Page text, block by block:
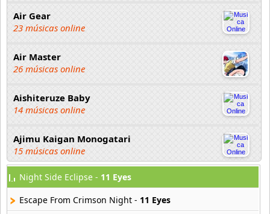
Air Gear
23 músicas online
Air Master
26 músicas online
Aishiteruze Baby
14 músicas online
Ajimu Kaigan Monogatari
15 músicas online
Akahori Gedou Hour Rabuge
29 músicas online
Night Side Eclipse - 11 Eyes
Escape From Crimson Night - 11 Eyes